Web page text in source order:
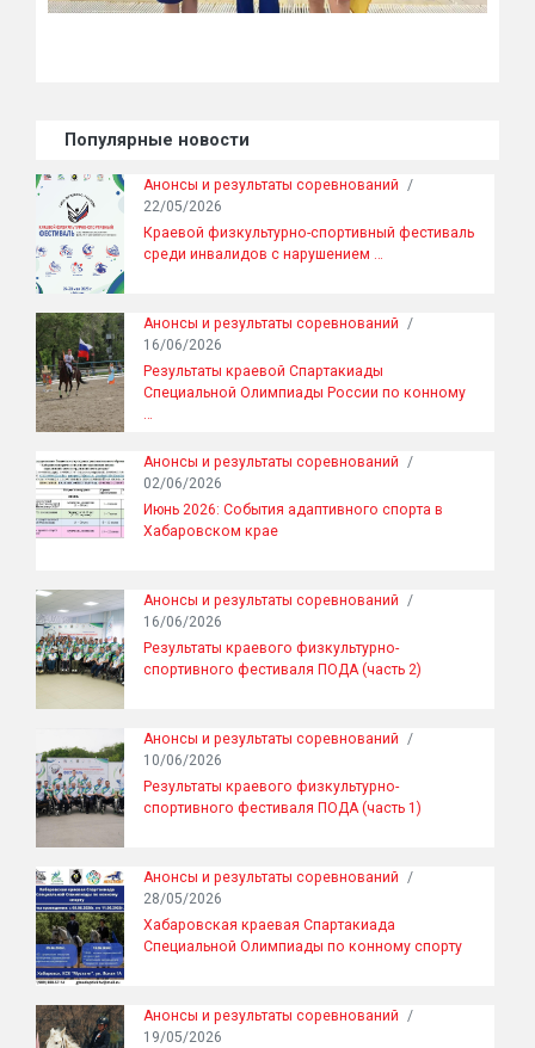
Популярные новости
Анонсы и результаты соревнований /
22/05/2026
Краевой физкультурно-спортивный фестиваль
среди инвалидов с нарушением …
Анонсы и результаты соревнований /
16/06/2026
Результаты краевой Спартакиады
Специальной Олимпиады России по конному
…
Анонсы и результаты соревнований /
02/06/2026
Июнь 2026: События адаптивного спорта в
Хабаровском крае
Анонсы и результаты соревнований /
16/06/2026
Результаты краевого физкультурно-
спортивного фестиваля ПОДА (часть 2)
Анонсы и результаты соревнований /
10/06/2026
Результаты краевого физкультурно-
спортивного фестиваля ПОДА (часть 1)
Анонсы и результаты соревнований /
28/05/2026
Хабаровская краевая Спартакиада
Специальной Олимпиады по конному спорту
Анонсы и результаты соревнований /
19/05/2026